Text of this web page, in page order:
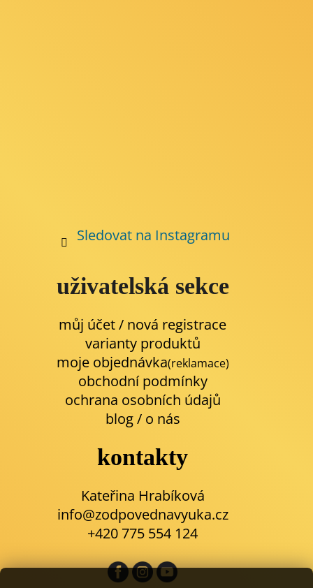
Sledovat na Instagramu
uživatelská sekce
můj účet / nová registrace
varianty produktů
moje objednávka(reklamace)
obchodní podmínky
ochrana osobních údajů
blog/ o nás
kontakty
Kateřina Hrabíková
info@zodpovednavyuka.cz
+420 775 554 124